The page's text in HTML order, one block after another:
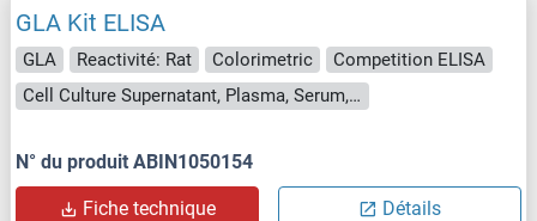
GLA Kit ELISA
GLA Reactivité: Rat Colorimetric
Competition ELISA
Cell Culture Supernatant, Plasma, Serum, Tissue Homogenate
N° du produit ABIN1050154
Fiche technique Détails